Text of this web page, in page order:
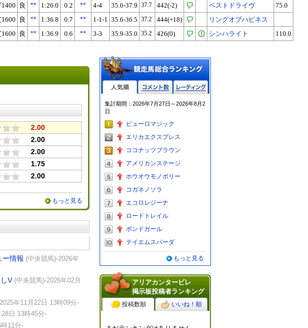
1400 良 ** 1:26.0 0.2 ** 4-4 35.6-37.9 37.7 442(-2) ベストドライヴ
75.0
1600 良 ** 1:36.8 0.7 ** 1-1-1 35.6-36.5 37.2 444(+18)
リングオブハピネス
1600 良 ** 1:36.9 0.6 ** 3-3 35.9-35.0 35.2 426(0) シンハライト 110.0
2.00
2.00
2.00
1.75
2.00
もっと見る
ー情報 (中央競馬)-2026年
V (中央競馬)-2026年02月
年11月22日 13時09分-
日 13時45分-
11分-
グ
集計期間：2026年7月27日～2026年8月2
日
ピューロマジック
エリカエクスプレス
ココナッツブラウン
アメリカンステージ
ホウオウモノポリー
コガネノソラ
エコロレジーナ
ロードトレイル
ボンドガール
テイエムスパーダ
もっと見る
アリアカンタービレ
掲示板投稿者ランキング
投稿数順 いいね！順